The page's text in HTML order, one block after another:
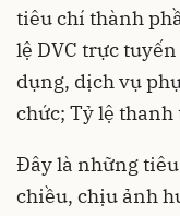
tiêu chí thành
lệ DVC trực
dụng, dịch vụ
chức; Tỷ lệ
Đây là những
chiều, chịu ảnh